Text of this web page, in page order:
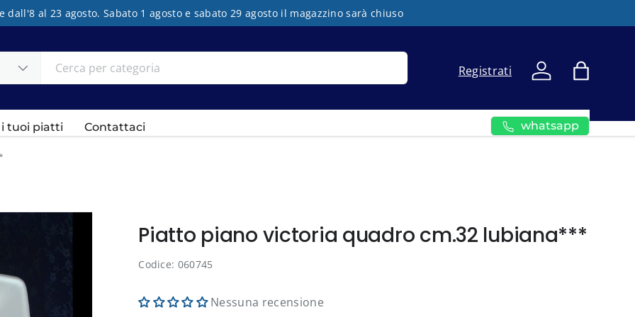
dall'8 al 23 agosto. Sabato 1 agosto e sabato 29 agosto il magazzino sarà chiuso
Registrati Accedi Borsa
i tuoi piatti Contattaci whatsapp
Piatto piano victoria quadro cm.32 lubiana***
Codice: 060745
Nessuna recensione